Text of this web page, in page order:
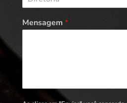
Mensagem *